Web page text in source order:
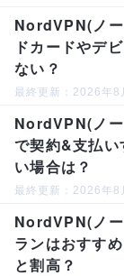
NordVPN(ノ
ドカードやデ
ない？
最終更新：2026年8
NordVPN(ノ
で契約&支払い
い場合は？
最終更新：2026年8
NordVPN(ノ
ランはおすす
と割高？